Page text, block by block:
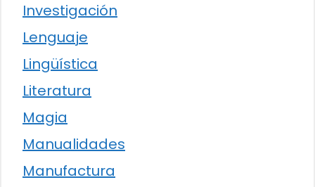
Investigación
Lenguaje
Lingüística
Literatura
Magia
Manualidades
Manufactura